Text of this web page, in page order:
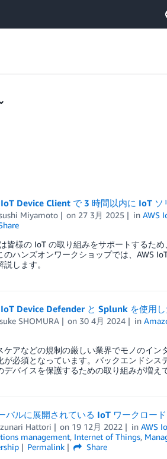
Device Client で 3 時間以内に IoT
Miyamoto on 27 3月 2025 inAWS
皆様の IoT の取り組みをサポートするた
のハンズオンワークショップでは、AWS
説します。
IoT Device Defender と Splunk を使用
SHOMURA on 30 4月 2024 in
ケアなどの規制の厳しい業界でモノのイン
が必須となっています。バックエンドシス
デバイスを保護するための取り組みが増え
バルに展開されている IoT ワークロー
Hattori on 19 12月 2022 inAWS
management, Internet of Things,
Permalink
Share